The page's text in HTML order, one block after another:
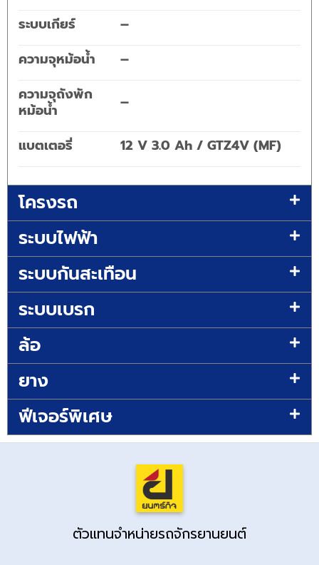
ระบบเกียร์
–
ความจุหม้อน้ำ
–
ความจุถังพัก
หม้อน้ำ
–
แบตเตอรี่ 12 V 3.0 Ah / GTZ4V (MF)
โครงรถ
ระบบไฟฟ้า
ระบบกันสะเทือน
ระบบเบรก
ล้อ
ยาง
ฟีเจอร์พิเศษ
ตัวแทนจำหน่ายรถจักรยานยนต์